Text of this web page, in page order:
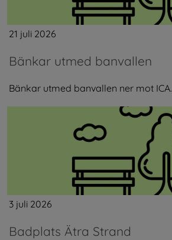
21 juli 2026
Bänkar utmed banvallen
Bänkar utmed banvallen ner mot ICA.
3 juli 2026
Badplats Ätra Strand